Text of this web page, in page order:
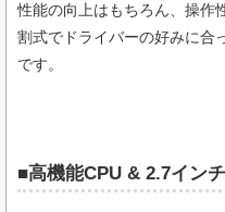
性能の向上はもちろん、操作
割式でドライバーの好みに合
です。
■高機能CPU & 2.7イン